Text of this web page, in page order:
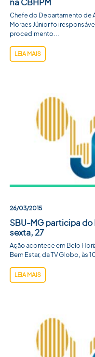
Chefe do Departamento de
Moraes Júnior foi
procedimento...
LEIA MAIS
26/03/2015
SBU-MG participa
sexta, 27
Ação acontece em Belo
Bem Estar, da TV Globo, às
LEIA MAIS